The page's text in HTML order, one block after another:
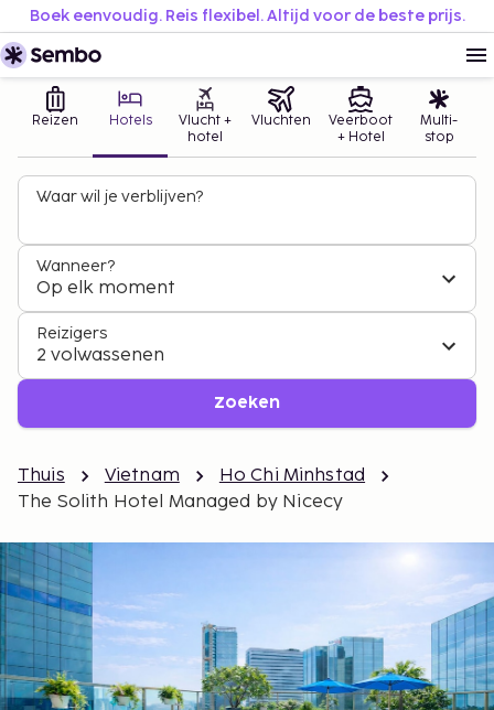
Boek eenvoudig. Reis flexibel. Altijd voor de beste prijs.
Reizen Hotels
Vlucht +
hotel
Vluchten
Veerboot
+ Hotel
Multi-
stop
Waar wil je verblijven?
Wanneer?
Op elk moment
Reizigers
2 volwassenen
Zoeken
Thuis Vietnam
Ho Chi Minhstad
The Solith Hotel Managed by Nicecy